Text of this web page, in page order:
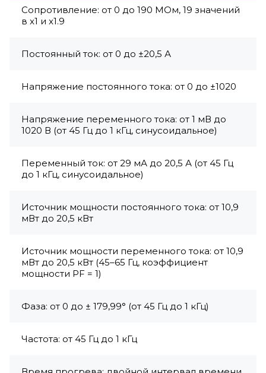
Сопротивление: от 0 до 190 МОм, 19 значений
в x1 и x1.9
Постоянный ток: от 0 до ±20,5 А
Напряжение постоянного тока: от 0 до ±1020
Напряжение переменного тока: от 1 мВ до
1020 В (от 45 Гц до 1 кГц, синусоидальное)
Переменный ток: от 29 мА до 20,5 А (от 45 Гц
до 1 кГц, синусоидальное)
Источник мощности постоянного тока: от 10,9
мВт до 20,5 кВт
Источник мощности переменного тока: от 10,9
мВт до 20,5 кВт (45–65 Гц, коэффициент
мощности PF = 1)
Фаза: от 0 до ± 179,99° (от 45 Гц до 1 кГц)
Частота: от 45 Гц до 1 кГц